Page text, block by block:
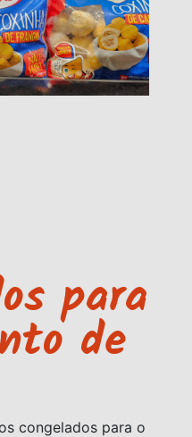
para
de
congelados para o